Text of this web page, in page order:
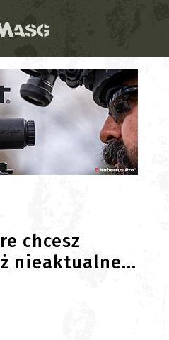
chcesz
nieaktualne...